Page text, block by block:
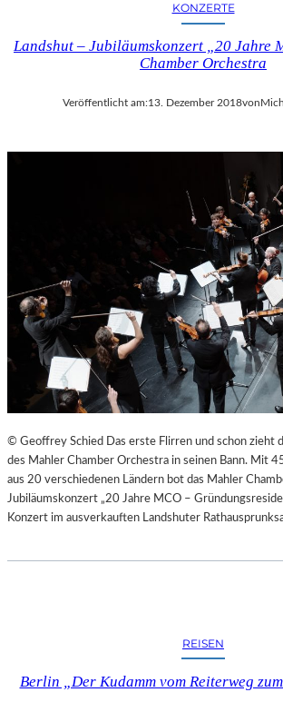
KONZERTE
Landshut – Jubiläumskonzert „20 Jahre
Chamber Orchestra
Veröffentlicht am:13. Dezember 2018von
© Geoffrey Schied Das erste Flirren und schon zieht
des Mahler Chamber Orchestra in seinen Bann. Mit
aus 20 verschiedenen Ländern bot das Mahler
Jubiläumskonzert „20 Jahre MCO –
Konzert im ausverkauften Landshuter
REISEN
Berlin „Der Kudamm vom Reiterweg